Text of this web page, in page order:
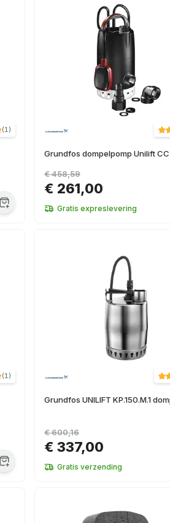
(1)
Grundfos dompelpomp Unilift
€ 261,00
€ 458,59
Gratis expreslevering
(1)
Grundfos UNILIFT KP.150.M.1
€ 337,00
€ 600,16
Gratis verzending